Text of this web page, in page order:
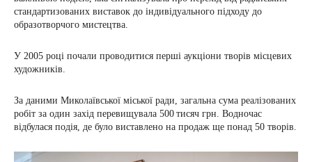
стандартизованих виставок до індивідуального підходу до
образотворчого мистецтва.
У 2005 році почали проводитися перші аукціони творів місцевих
художників.
За даними Миколаївської міської ради, загальна сума реалізованих
робіт за один захід перевищувала 500 тисяч грн. Водночас
відбулася подія, де було виставлено на продаж ще понад 50 творів.